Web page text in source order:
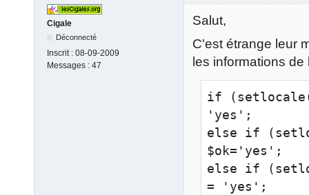
Cigale
Déconnecté
Inscrit : 08-09-2009
Messages : 47
Salut,
C'est étrange leur
les informations
if
'yes';
else if
$ok='yes';
else if
= 'yes';